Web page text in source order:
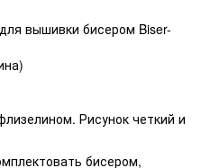
вышивки бисером Biser-
Рисунок четкий и
бисером,